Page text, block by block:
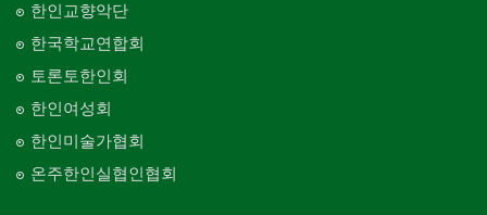
한인교향악단
한국학교연합회
토론토한인회
한인여성회
한인미술가협회
온주한인실협인협회